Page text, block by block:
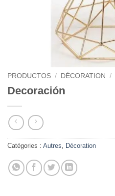
PRODUCTOS / DÉCORATION /
Decoración
Catégories : Autres, Décoration